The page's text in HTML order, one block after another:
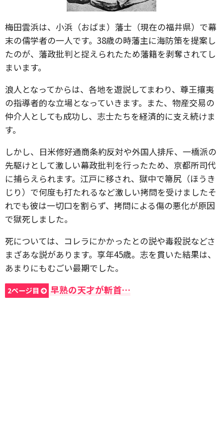
梅田雲浜は、小浜（おばま）藩士（現在の福井県）で幕
末の儒学者の一人です。38歳の時藩主に海防策を提案し
たのが、藩政批判と捉えられたため藩籍を剥奪されてし
まいます。
浪人となってからは、各地を遊説してまわり、尊王攘夷
の指導者的な立場となっていきます。また、物産交易の
仲介人としても成功し、志士たちを経済的に支え続けま
す。
しかし、日米修好通商条約反対や外国人排斥、一橋派の
先駆けとして激しい幕政批判を行ったため、京都所司代
に捕らえられます。江戸に移され、獄中で箒尻（ほうき
じり）で何度も打たれるなど激しい拷問を受けましたそ
れでも彼は一切口を割らず、拷問による傷の悪化が原因
で獄死しました。
死については、コレラにかかったとの説や毒殺説などさ
まざあな説があります。享年45歳。志を貫いた結果は、
あまりにもむごい最期でした。
2ページ目 早熟の天才が斬首…